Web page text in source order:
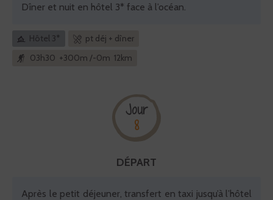
Dîner et nuit en hôtel 3* face à l’océan.
Hôtel 3*
pt déj + dîner
03h30 +300m /-0m 12km
Jour
8
DÉPART
Après le petit déjeuner, transfert en taxi jusqu’à l’hôtel